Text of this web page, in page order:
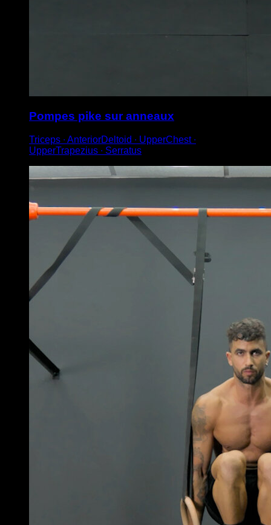
Pompes pike sur anneaux
Triceps ∙ AnteriorDeltoid ∙ UpperChest ∙
UpperTrapezius ∙ Serratus